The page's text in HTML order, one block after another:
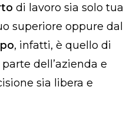
di lavoro sia solo tua
superiore oppure dal
, infatti, è quello di
dell’azienda e
sia libera e